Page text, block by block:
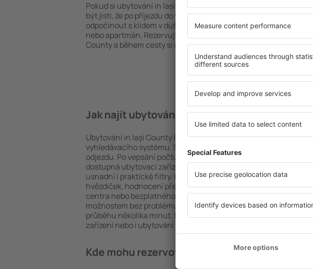
Pokud si ubytování in Iași County zarezervujete včas, můžete si
být jisti, že po příjezdu do vaší destinace si budete moci
odpočinout s klidem v duši a bez toho, abyste museli hledat hotel
nebo apartmán. Rezervujte si ubytování před odjezdem to Iași
County a během cesty si užijete uvolněnou atmosféru.
Jak najít ubytování in Iași County?
Ubytování in Iași County lze rychle najít prostřednictvím našeho
vyhledávacího systému. Stačí uvést cíl cesty a termín příjezdu a
odjezdu. Po vepsání počtu cestujících systém rychle najde
dostupná ubytovací zařízení in Iași County. Výběr ubytování
usnadní i praktické filtry. Hledat můžete podle typu zařízení, počtu
hvězdiček, hodnocení předchozích návštěvníků, vzdálenosti od
centra nebo bezplatného zrušení rezervace. Díky těmto
možnostem bez problému najdete ubytování in Iași County v
průběhu několika minut. Můžete rezervovat pouze ubytovací
zařízení nebo i ubytování s letem.
Kde mohu rezervovat ubytování in Iași County?